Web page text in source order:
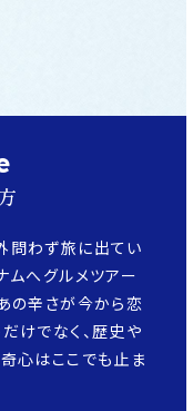
問わず旅に出てい
ムへグルメツアー
の辛さが今から恋
けでなく、歴史や
心はここでも止ま